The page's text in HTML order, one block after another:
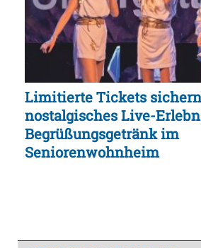
Limitierte Tickets sichern
nostalgisches Live-
Begrüßungsgetränk im
Seniorenwohnheim